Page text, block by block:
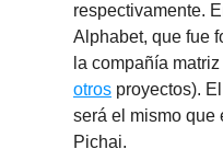
respectivamente.
Alphabet, que fue
la compañía
otros proyectos).
será el mismo que
Pichai.